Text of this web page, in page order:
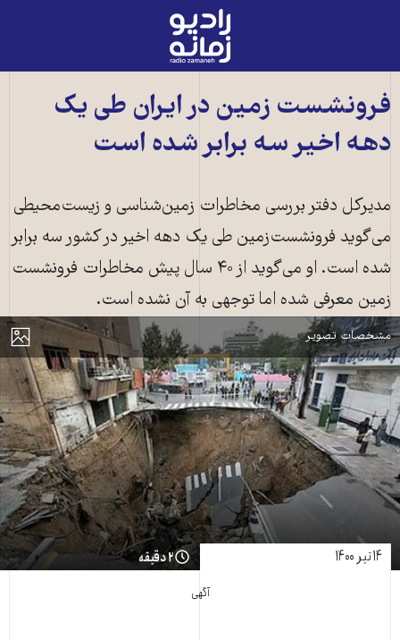
رادیو
زمانه
صفحه
اصلی
فرونشست‌ زمین در ایران طی یک
دهه اخیر سه برابر شده است
مدیرکل دفتر بررسی مخاطرات زمین‌شناسی و زیست‌محیطی
می‌گوید فرونشست‌زمین طی یک دهه اخیر در کشور سه برابر
شده است. او می‌گوید از ۴۰ سال پیش مخاطرات فرونشست
زمین معرفی شده اما توجهی به آن نشده است.
نمایش
مشخصات تصویر
فرونشست زمین در ایران ـ عکس از آرشیو
۱۴ تیر ۱۴۰۰ ۲ دقیقه
آگهی